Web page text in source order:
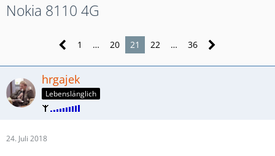
Nokia 8110 4G
1 … 20 21 22 … 36
hrgajek
Lebenslänglich
24. Juli 2018